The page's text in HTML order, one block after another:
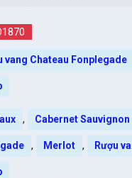
vang Chateau Fonplegade
, Cabernet Sauvignon
, Merlot , Rượu